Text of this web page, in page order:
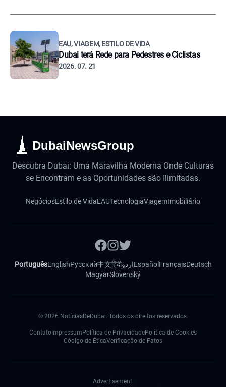
EAU, VIAGEM, ESTILO DE VIDA
Dubai terá Rede para Pedestres e Ciclistas
2026. 07. 21
DubaiNewsGroup
Descubra Dubai: Uma Maravilha Moderna Onde Culturas
se Encontram e as Oportunidades são Ilimitadas.
NegóciosEstilo de VidaEAUTecnologiaViagemImobiliário
PortuguêsEnglishРусский中文हिंदीاردوEspañol FrançaisDeutsch
MagyarSlovenský
© 2026 NotíciasDeDubai. Todos os direitos reservados.
Contato Impressum Política de PrivacidadePolítica de Cookies
Código de ÉticaVerificação de Fatos
Advertisement: